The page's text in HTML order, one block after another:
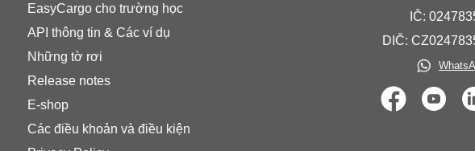
EasyCargo cho trường học
API thông tin & Các ví dụ
Những tờ rơi
Release notes
E-shop
Các điều khoản và điều kiện
IČ:
DIČ: